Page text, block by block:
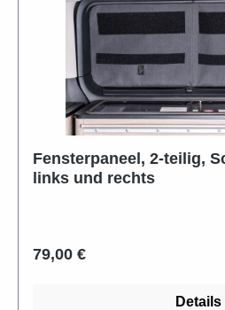
Fensterpaneel, 2-teilig,
links und rechts
Regulärer Preis:
79,00 €
Details